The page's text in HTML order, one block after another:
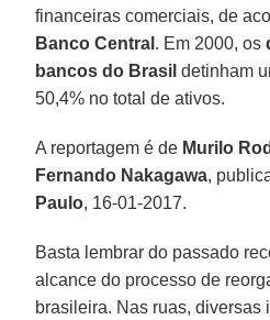
financeiras comerciais, de
Banco Central . Em 2000, os
bancos do Brasil detinham
50,4% no total de ativos.
A reportagem é de Murilo
Fernando Nakagawa,
Paulo, 16-01-2017.
Basta lembrar do passado
alcance do processo de
brasileira. Nas ruas, diversas